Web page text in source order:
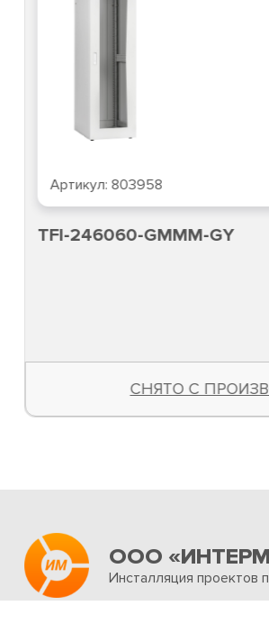
Артикул: 803958
TFI-246060-GMMM-GY
СНЯТО С
ООО
Инсталляция проектов